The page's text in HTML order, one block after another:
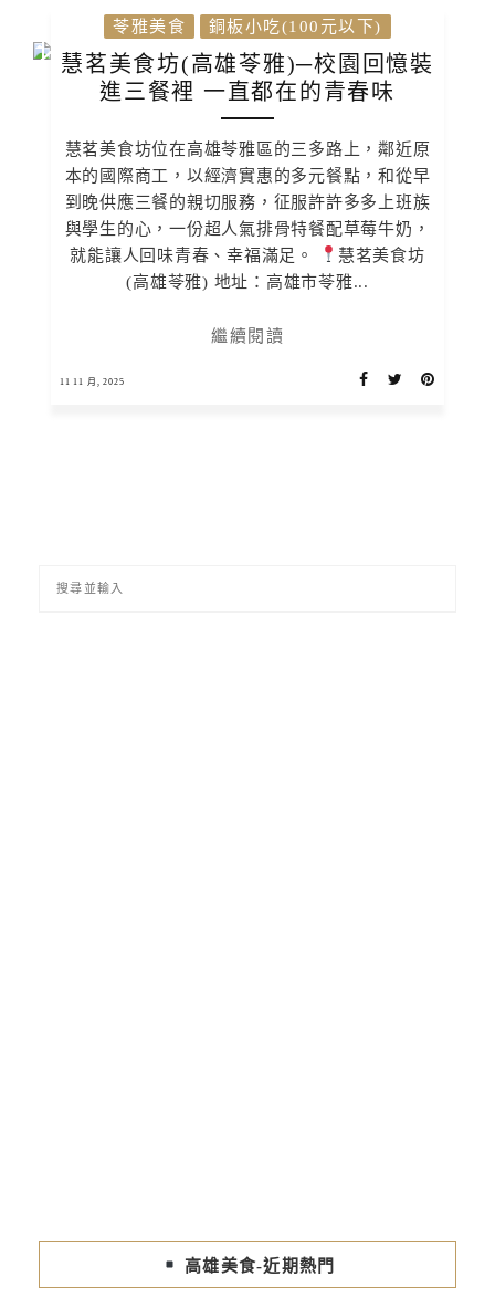
苓雅美食 銅板小吃(100元以下)
慧茗美食坊(高雄苓雅)─校園回憶裝
進三餐裡 一直都在的青春味
慧茗美食坊位在高雄苓雅區的三多路上，鄰近原
本的國際商工，以經濟實惠的多元餐點，和從早
到晚供應三餐的親切服務，征服許許多多上班族
與學生的心，一份超人氣排骨特餐配草莓牛奶，
就能讓人回味青春、幸福滿足。
慧茗美食坊
(高雄苓雅) 地址：高雄市苓雅...
繼續閱讀
11 11 月, 2025
高雄美食-近期熱門